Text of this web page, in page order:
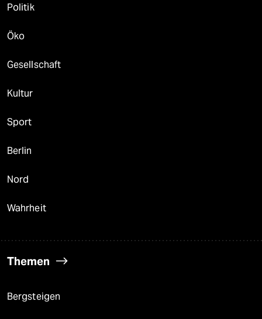
Politik
Öko
Gesellschaft
Kultur
Sport
Berlin
Nord
Wahrheit
Themen
Bergsteigen